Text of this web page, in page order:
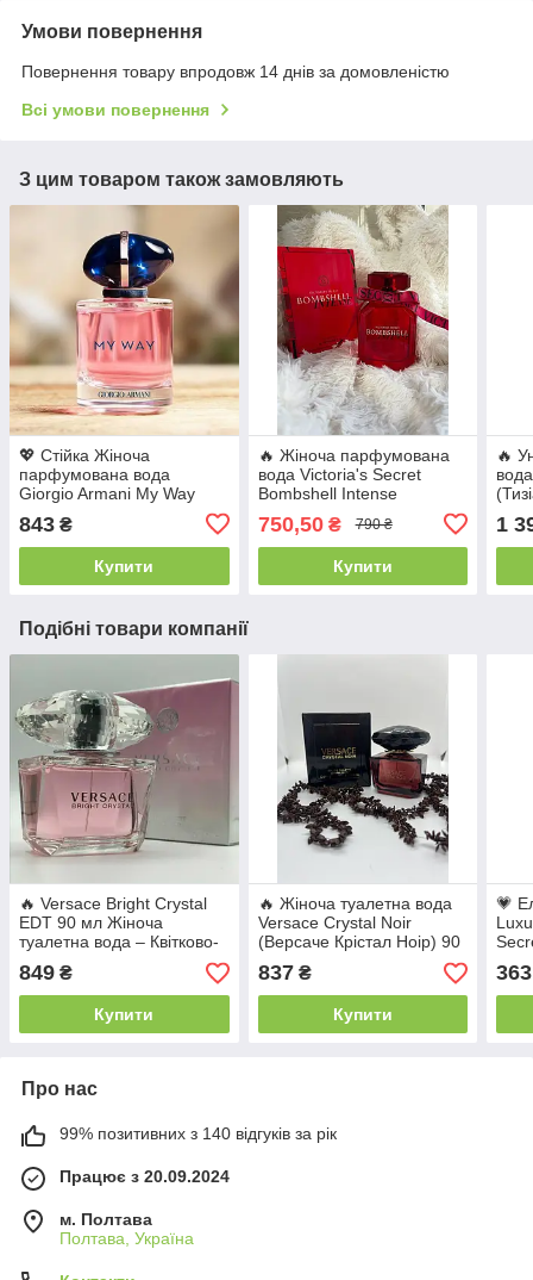
Умови повернення
Повернення товару впродовж 14 днів за домовленістю
Всі умови повернення
З цим товаром також замовляють
💖 Стійка Жіноча
парфумована вода
Giorgio Armani My Way
Вей) 90 мл. Ніжний
квітковий аромат
843 ₴
Купити
🔥 Жіноча парфумована
вода Victoria's Secret
Bombshell Intense
(Вікторія Сікрет Бомбшел
Інтенс) 100 мл. Фруктово-
квітковий аромат
750,50₴ 790 ₴
Купити
🔥
1
Подібні товари компанії
🔥 Versace Bright Crystal
EDT 90 мл Жіноча
туалетна вода – Квітково-
Фруктові, Свіжі, Легкі,
Шлейфові
849 ₴
Купити
🔥 Жіноча туалетна вода
Versace Crystal Noir
(Версаче Крістал Ноір) 90
мл
837₴
Купити
💗
ХО)
363
Про нас
99% позитивних з 140 відгуків за рік
Працює з 20.09.2024
м. Полтава
Полтава, Україна